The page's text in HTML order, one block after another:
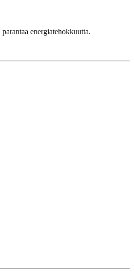
energiatehokkuutta.